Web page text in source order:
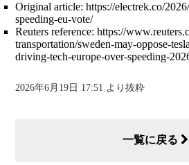
Original article: https://electrek.co/
speeding-eu-vote/
Reuters reference: https://
transportation/sweden-may-oppose-
driving-tech-europe-over-speeding-
2026年6月19日 17:51 より抜粋
一覧に戻る